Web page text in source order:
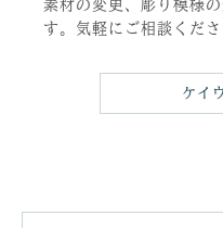
素材の変更、彫り模様
す。気軽にご相談くださ
ケイ